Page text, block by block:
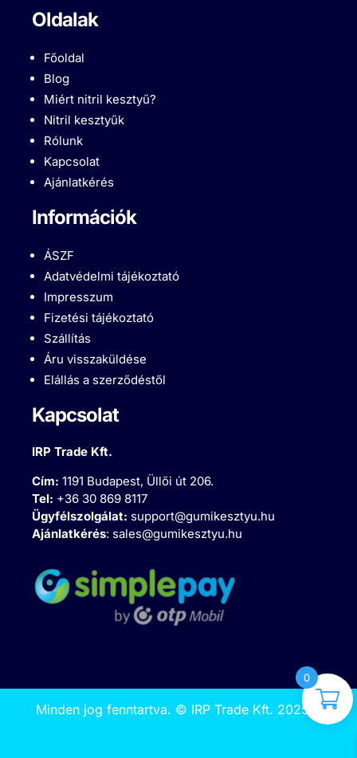
Oldalak
Főoldal
Blog
Miért nitril kesztyű?
Nitril kesztyűk
Rólunk
Kapcsolat
Ajánlatkérés
Információk
ÁSZF
Adatvédelmi tájékoztató
Impresszum
Fizetési tájékoztató
Szállítás
Áru visszaküldése
Elállás a szerződéstől
Kapcsolat
IRP Trade Kft.
Cím:1191 Budapest, Üllői út 206.
Tel: +36 30 869 8117
Ügyfélszolgálat: support@gumikesztyu.hu
Ajánlatkérés: sales@gumikesztyu.hu
Minden jog fenntartva. © IRP Trade Kft. 2025
0